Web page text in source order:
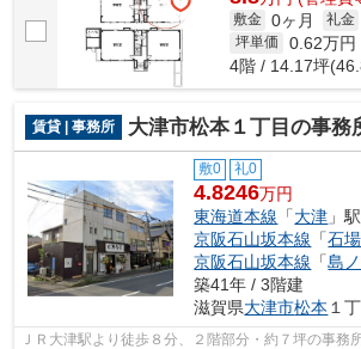
敷金 0ヶ月 礼金
坪単価 0.62万円
4階 / 14.17坪
賃貸 | 事務所 大津市松本１丁目の事務
敷0 礼0
4.8246万円
東海道本線 「大津 」
京阪石山坂本線 「石場
京阪石山坂本線 「島
築41年 / 3階建
滋賀県大津市松本 １
ＪＲ大津駅より徒歩８分、２階部分・約７坪の事務所